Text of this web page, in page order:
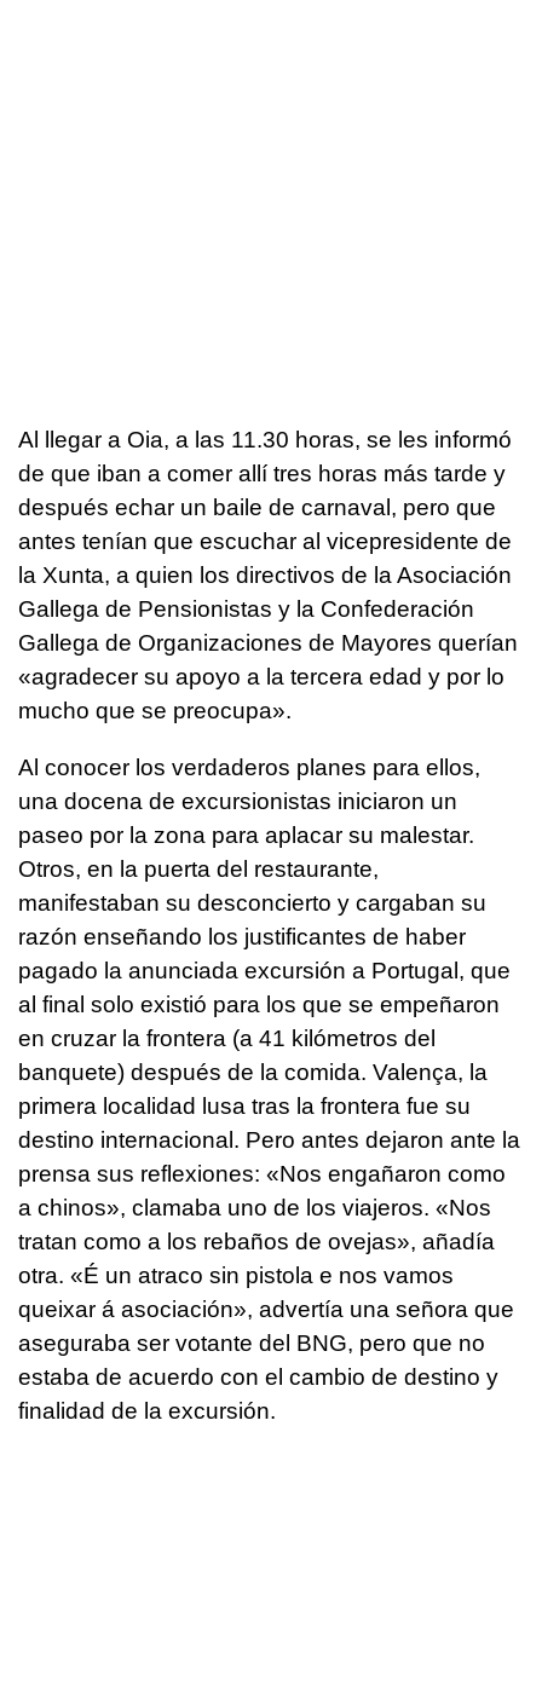
Al llegar a Oia, a las 11.30 horas, se les informó
de que iban a comer allí tres horas más tarde y
después echar un baile de carnaval, pero que
antes tenían que escuchar al vicepresidente de
la Xunta, a quien los directivos de la Asociación
Gallega de Pensionistas y la Confederación
Gallega de Organizaciones de Mayores querían
«agradecer su apoyo a la tercera edad y por lo
mucho que se preocupa».
Al conocer los verdaderos planes para ellos,
una docena de excursionistas iniciaron un
paseo por la zona para aplacar su malestar.
Otros, en la puerta del restaurante,
manifestaban su desconcierto y cargaban su
razón enseñando los justificantes de haber
pagado la anunciada excursión a Portugal, que
al final solo existió para los que se empeñaron
en cruzar la frontera (a 41 kilómetros del
banquete) después de la comida. Valença, la
primera localidad lusa tras la frontera fue su
destino internacional. Pero antes dejaron ante la
prensa sus reflexiones: «Nos engañaron como
a chinos», clamaba uno de los viajeros. «Nos
tratan como a los rebaños de ovejas», añadía
otra. «É un atraco sin pistola e nos vamos
queixar á asociación», advertía una señora que
aseguraba ser votante del BNG, pero que no
estaba de acuerdo con el cambio de destino y
finalidad de la excursión.